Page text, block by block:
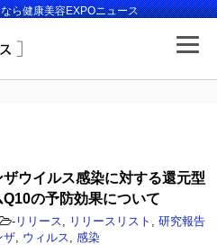
ら健康美容EXPOニュース
ウイルス感染に対する還元型
Q10の予防効果について
- リリース リリースリスト
研究報告
ザ ウィルス
感染